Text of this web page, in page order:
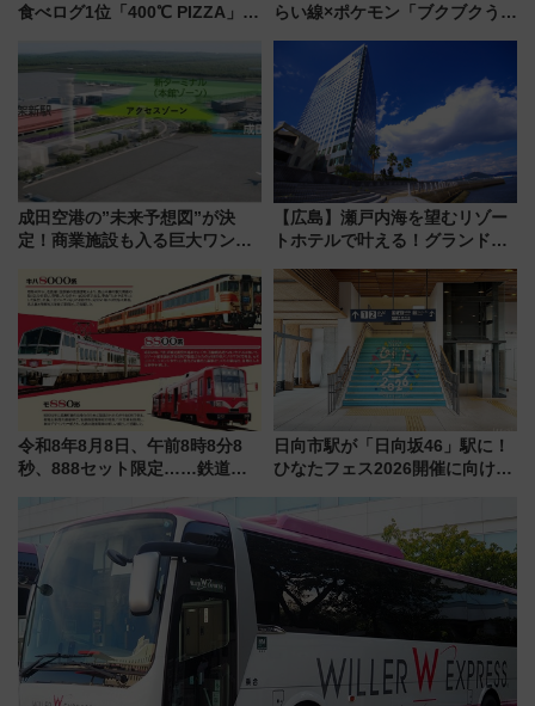
食べログ1位「400℃ PIZZA」が
プン。もつ鍋風など限定メニュ
らい線×ポケモン「ブクブクうみ
行開始に！ この夏は直通列車で
横浜へ！
成田空港の”未来予想図”が決
定！商業施設も入る巨大ワンタ
で新型特急が品川･羽田とを結
ぶ！ JR空港駅は2面3線化！
【広島】瀬戸内海を望むリゾー
トホテルで叶える！グランドプ
ディング＆カジュアルパーティ
ープラン
令和8年8月8日、午前8時8分8
秒、888セット限定……鉄道各
日向市駅が「日向坂46」駅に！
ひなたフェス2026開催に向けJR
全力応援 夜行列車「ドリーム
おひさま号」も走る